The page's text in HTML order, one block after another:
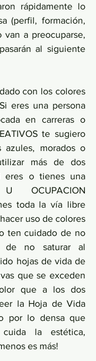
rápidamente lo
(perfil, formación,
van a preocuparse,
al siguiente
con los colores
eres una persona
en carreras o
te sugiero
morados o
más de dos
eres o tienes una
U OCUPACION
toda la vía libre
uso de colores
ten cuidado de no
de no saturar al
hojas de vida de
que se exceden
que a los dos
la Hoja de Vida
por lo densa que
la estética,
es más!